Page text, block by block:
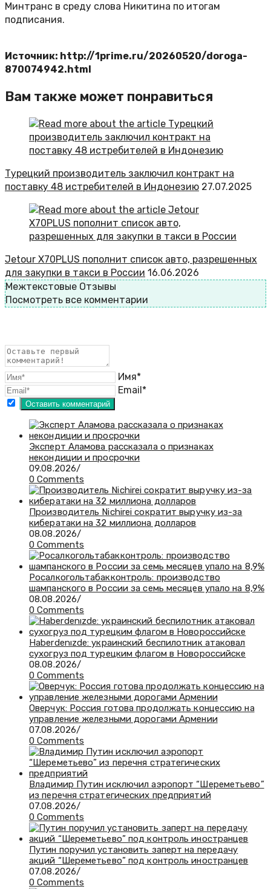
Минтранс в среду слова Никитина по итогам
подписания.
Источник: http://1prime.ru/20260520/doroga-
870074942.html
Вам также может понравиться
Турецкий производитель заключил контракт на
поставку 48 истребителей в Индонезию 27.07.2025
Jetour X70PLUS пополнит список авто, разрешенных
для закупки в такси в России 16.06.2026
Межтекстовые Отзывы
Посмотреть все комментарии
Имя*
Email*
Эксперт Аламова рассказала о признаках
некондиции и просрочки
09.08.2026/
0 Comments
Производитель Nichirei сократит выручку из-за
кибератаки на 32 миллиона долларов
08.08.2026/
0 Comments
Росалкогольтабакконтроль: производство
шампанского в России за семь месяцев упало на 8,9%
08.08.2026/
0 Comments
Haberdenızde: украинский беспилотник атаковал
сухогруз под турецким флагом в Новороссийске
08.08.2026/
0 Comments
Оверчук: Россия готова продолжать концессию на
управление железными дорогами Армении
07.08.2026/
0 Comments
Владимир Путин исключил аэропорт “Шереметьево”
из перечня стратегических предприятий
07.08.2026/
0 Comments
Путин поручил установить заперт на передачу
акций “Шереметьево” под контроль иностранцев
07.08.2026/
0 Comments